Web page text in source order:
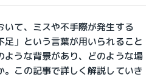
いて、ミスや不手際が発生する
足」という言葉が用いられること
ような背景があり、どのような場
この記事で詳しく解説していき